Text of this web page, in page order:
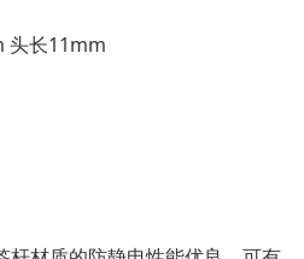
头长11mm